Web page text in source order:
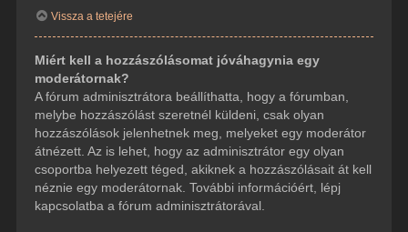
Vissza a tetejére
Miért kell a hozzászólásomat jóváhagynia egy
moderátornak?
A fórum adminisztrátora beállíthatta, hogy a fórumban,
melybe hozzászólást szeretnél küldeni, csak olyan
hozzászólások jelenhetnek meg, melyeket egy moderátor
átnézett. Az is lehet, hogy az adminisztrátor egy olyan
csoportba helyezett téged, akiknek a hozzászólásait át kell
néznie egy moderátornak. További információért, lépj
kapcsolatba a fórum adminisztrátorával.